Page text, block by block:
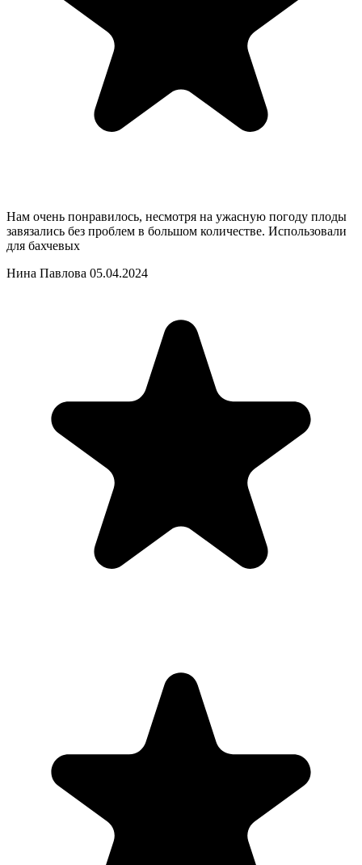
Нам очень понравилось, несмотря на ужасную погоду плоды
завязались без проблем в большом количестве. Использовали
для бахчевых
Нина Павлова 05.04.2024